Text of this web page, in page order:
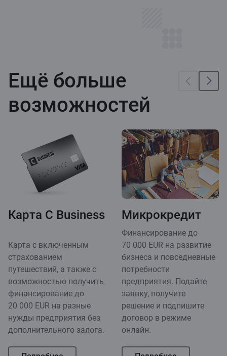
Ещё больше
возможностей
Карта C Business
Карта с включенным
страхованием
путешествий, а также с
возможностью получить
финансирование до
20 000 EUR на разные
нужды предприятия без
дополнительного залога.
Микрокредит
Финансирование до
70 000 EUR на развитие
бизнеса и повседневные
потребности
предприятия. Подайте
заявку, получите
решение и подпишите
договор в режиме
онлайн.